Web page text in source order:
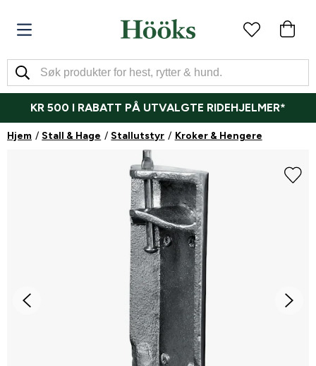
KR 500 I RABATT PÅ UTVALGTE RIDEHJELMER*
Hjem Stall & Hage Stallutstyr Kroker & Hengere